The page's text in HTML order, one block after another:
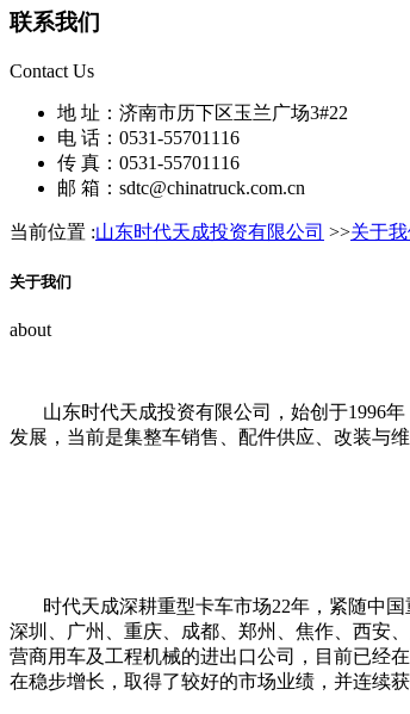
联系我们
Contact Us
地 址：济南市历下区玉兰广场3#22
电 话：0531-55701116
传 真：0531-55701116
邮 箱：sdtc@chinatruck.com.cn
当前位置 :山东时代天成投资有限公司 >>关于
关于我们
about
山东时代天成投资有限公司，始创于1996
发展，当前是集整车销售、配件供应、改装与
时代天成深耕重型卡车市场22年，紧随中
深圳、广州、重庆、成都、郑州、焦作、西安
营商用车及工程机械的进出口公司，目前已经
在稳步增长，取得了较好的市场业绩，并连续